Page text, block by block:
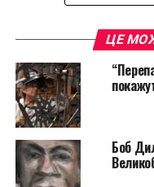
Дилан создал еще в
выдуманных и
примечательных
впечатливших его.
Читайте также:
заболеванием
полотно
ЦЕ
Боб